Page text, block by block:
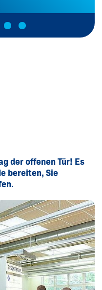
der offenen Tür! Es
bereiten, Sie